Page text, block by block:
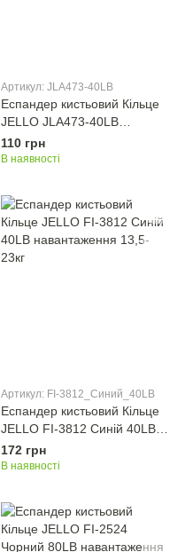
Артикул: JLA473-40LB
Еспандер кистьовий Кільце
JELLO JLA473-40LB
навантаження 18кг жовтий
110 грн
В наявності
Артикул: FI-3812_Синий_40LB
Еспандер кистьовий Кільце
JELLO FI-3812 Синій 40LB
навантаження 13,5-23кг
172 грн
В наявності